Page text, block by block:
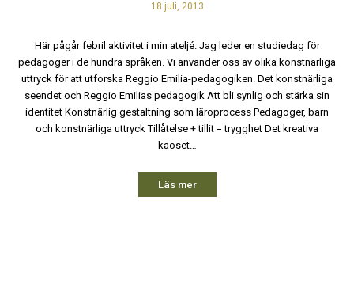
18 juli, 2013
Här pågår febril aktivitet i min ateljé. Jag leder en studiedag för
pedagoger i de hundra språken. Vi använder oss av olika konstnärliga
uttryck för att utforska Reggio Emilia-pedagogiken. Det konstnärliga
seendet och Reggio Emilias pedagogik Att bli synlig och stärka sin
identitet Konstnärlig gestaltning som läroprocess Pedagoger, barn
och konstnärliga uttryck Tillåtelse + tillit = trygghet Det kreativa
kaoset…
Läs mer